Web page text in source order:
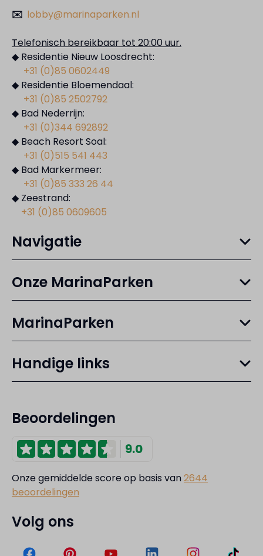
✉️ lobby@marinaparken.nl
Telefonisch bereikbaar tot 20:00 uur.
◆ Residentie Nieuw Loosdrecht:
+31 (0)85 0602449
◆ Residentie Bloemendaal:
+31 (0)85 2502792
◆ Bad Nederrijn:
+31 (0)344 692892
◆ Beach Resort Soal:
+31 (0)515 541 443
◆ Bad Markermeer:
+31 (0)85 333 26 44
◆ Zeestrand:
+31 (0)85 0609605
Navigatie
Onze MarinaParken
MarinaParken
Handige links
Beoordelingen
9.0
Onze gemiddelde score op basis van2644
beoordelingen
Volg ons